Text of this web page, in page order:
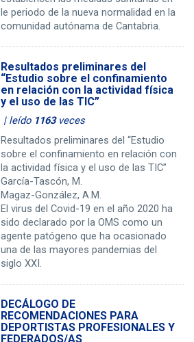
le periodo de la nueva normalidad en la
comunidad autónama de Cantabria.
Resultados preliminares del
“Estudio sobre el confinamiento
en relación con la actividad física
y el uso de las TIC”
| leído 1163veces
Resultados preliminares del “Estudio
sobre el confinamiento en relación con
la actividad física y el uso de las TIC”
García-Tascón, M.
Magaz-González, A.M.
El virus del Covid-19 en el año 2020 ha
sido declarado por la OMS como un
agente patógeno que ha ocasionado
una de las mayores pandemias del
siglo XXI.
DECÁLOGO DE
RECOMENDACIONES PARA
DEPORTISTAS PROFESIONALES Y
FEDERADOS/AS